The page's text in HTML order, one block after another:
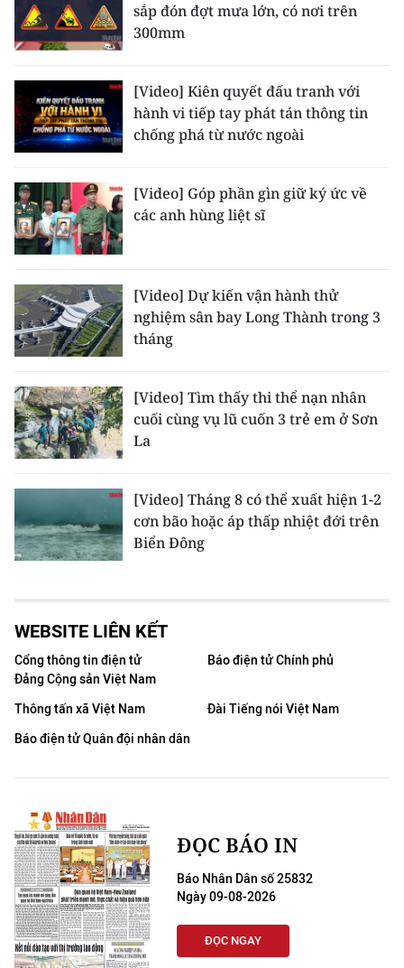
sắp đón đợt mưa lớn, có nơi trên
300mm
[Video] Kiên quyết đấu tranh với
hành vi tiếp tay phát tán thông tin
chống phá từ nước ngoài
[Video] Góp phần gìn giữ ký ức về
các anh hùng liệt sĩ
[Video] Dự kiến vận hành thử
nghiệm sân bay Long Thành trong 3
tháng
[Video] Tìm thấy thi thể nạn nhân
cuối cùng vụ lũ cuốn 3 trẻ em ở Sơn
La
[Video] Tháng 8 có thể xuất hiện 1-2
cơn bão hoặc áp thấp nhiệt đới trên
Biển Đông
WEBSITE LIÊN KẾT
Cổng thông tin điện tử
Đảng Cộng sản Việt Nam
Báo điện tử Chính phủ
Thông tấn xã Việt Nam
Đài Tiếng nói Việt Nam
Báo điện tử Quân đội nhân dân
ĐỌC BÁO IN
Báo Nhân Dân số 25832
Ngày 09-08-2026
ĐỌC NGAY